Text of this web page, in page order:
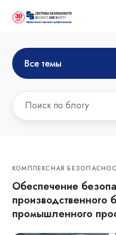
Все темы
КОМПЛЕКСНАЯ
Обеспечение
производственного
промышленного